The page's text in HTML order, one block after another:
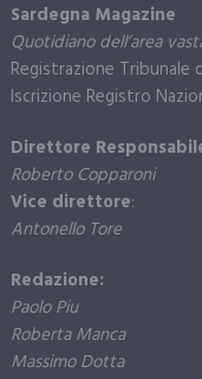
Sardegna Magazine
Quotidiano dell’area
Registrazione Tribunale
Iscrizione Registro
Direttore
Roberto Copparoni
Vice direttore:
Antonello Tore
Redazione:
Paolo Piu
Roberta Manca
Massimo Dotta